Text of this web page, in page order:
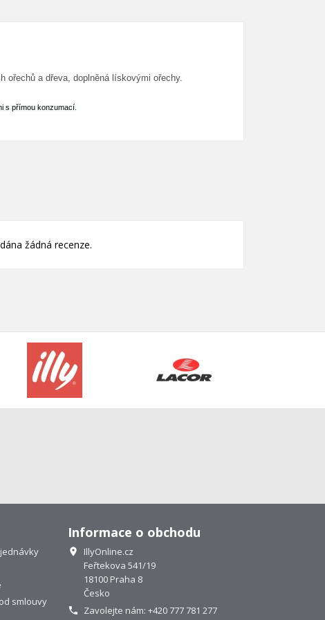
ořechů a dřeva, doplněná lískovými ořechy.
s přímou konzumací.
žádná recenze.
smlouvy
Informace o obchodu

IllyOnline.cz
Feřtekova 541/19
18100 Praha 8
Česko
 Zavolejte nám: +420 777 781 277
se